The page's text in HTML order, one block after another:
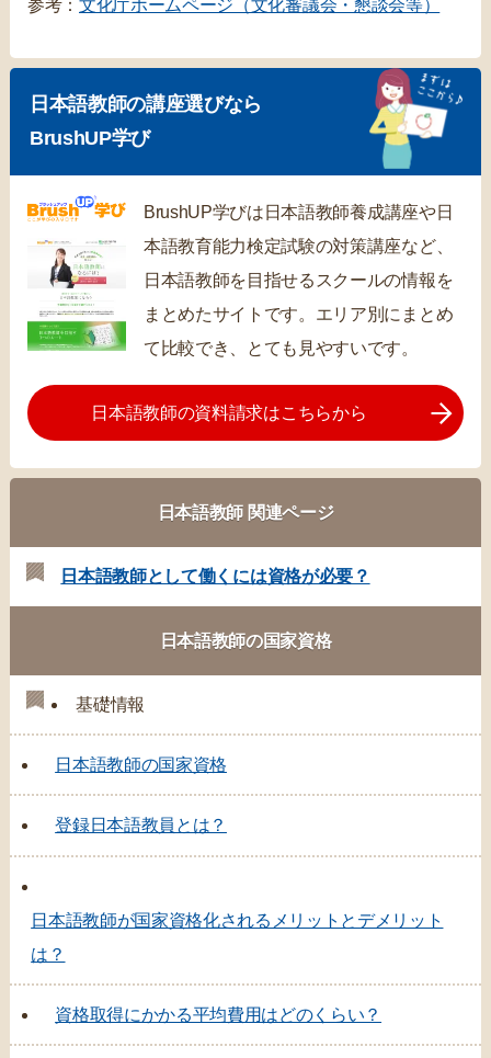
参考： 文化庁ホームページ（文化審議会・懇談会等）
日本語教師の講座選びなら
BrushUP学び
BrushUP学びは日本語教師養成講座や日
本語教育能力検定試験の対策講座など、
日本語教師を目指せるスクールの情報を
まとめたサイトです。エリア別にまとめ
て比較でき、とても見やすいです。
日本語教師の資料請求はこちらから
日本語教師 関連ページ
日本語教師として働くには資格が必要？
日本語教師の国家資格
基礎情報
日本語教師の国家資格
登録日本語教員とは？
日本語教師が国家資格化されるメリットとデメリット
は？
資格取得にかかる平均費用はどのくらい？